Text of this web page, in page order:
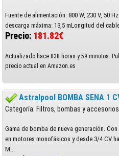
Fuente de alimentación: 800 W, 230 V, 50
descarga máxima: 13,5 mLongitud del
Precio: 181.82€
Actualizado hace 838 horas y 59 minutos.
precio actual en Amazon.es
Astralpool BOMBA SENA 1
Categoría: Filtros, bombas y accesorios
Gama de bomba de nueva generación.
en motores monofásicos y desde 3/4 CV
M...